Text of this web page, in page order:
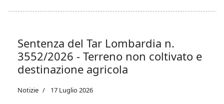
i casino non AAMS legali, possono supportare
nell'identificazione e nella delimitazione di aree
specifiche destinate a tali attività, offrendo
consulenza sulla normativa locale e nazionale. In
questo modo, sia gli operatori di gioco online che
Sentenza del Tar Lombardia n.
3552/2026 - Terreno non coltivato e
destinazione agricola
Notizie 17 Luglio 2026